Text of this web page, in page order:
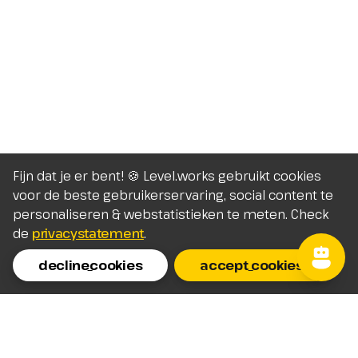
Fijn dat je er bent! 🍪 Level.works gebruikt cookies
voor de beste gebruikerservaring, social content te
personaliseren & webstatistieken te meten. Check
de privacystatement.
decline_cookies
accept_cookies